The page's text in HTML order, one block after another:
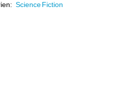
Science Fiction